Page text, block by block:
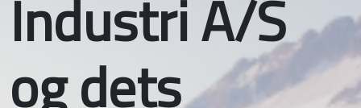
Industri A/S
og dets